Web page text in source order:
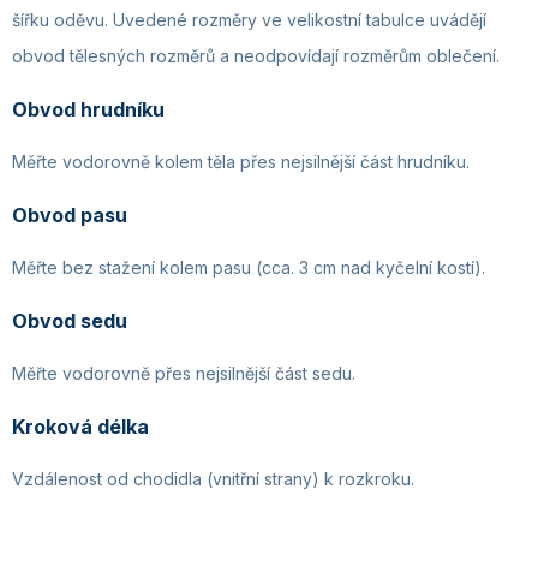
šířku oděvu. Uvedené rozměry ve velikostní tabulce uvádějí
obvod tělesných rozměrů a neodpovídají rozměrům oblečení.
Obvod hrudníku
Měřte vodorovně kolem těla přes nejsilnější část hrudníku.
Obvod pasu
Měřte bez stažení kolem pasu (cca. 3 cm nad kyčelní kostí).
Obvod sedu
Měřte vodorovně přes nejsilnější část sedu.
Kroková délka
Vzdálenost od chodidla (vnitřní strany) k rozkroku.